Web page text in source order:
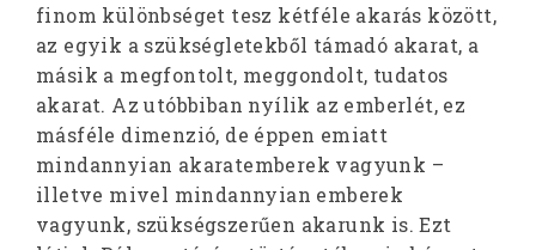
finom különbséget tesz kétféle akarás között,
az egyik a szükségletekből támadó akarat, a
másik a megfontolt, meggondolt, tudatos
akarat. Az utóbbiban nyílik az emberlét, ez
másféle dimenzió, de éppen emiatt
mindannyian akaratemberek vagyunk –
illetve mivel mindannyian emberek
vagyunk, szükségszerűen akarunk is. Ezt